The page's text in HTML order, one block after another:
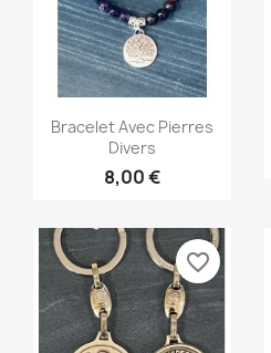
Aperçu rapide
Bracelet Avec Pierres
Divers
8,00 €
favorite_border